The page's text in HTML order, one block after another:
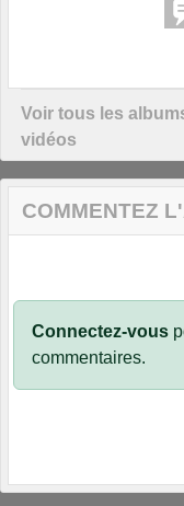
Voir tous les
vidéos
COMMENTEZ
Connectez-vous
commentaires.